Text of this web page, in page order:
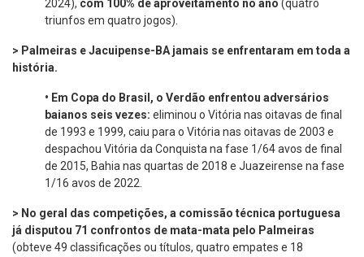
2024), com 100% de aproveitamento no ano (quatro
triunfos em quatro jogos).
> Palmeiras e Jacuipense-BA jamais se enfrentaram em toda a
história.
• Em Copa do Brasil, o Verdão enfrentou adversários
baianos seis vezes: eliminou o Vitória nas oitavas de final
de 1993 e 1999, caiu para o Vitória nas oitavas de 2003 e
despachou Vitória da Conquista na fase 1/64 avos de final
de 2015, Bahia nas quartas de 2018 e Juazeirense na fase
1/16 avos de 2022.
> No geral das competições, a comissão técnica portuguesa
já disputou 71 confrontos de mata-mata pelo Palmeiras
(obteve 49 classificações ou títulos, quatro empates e 18